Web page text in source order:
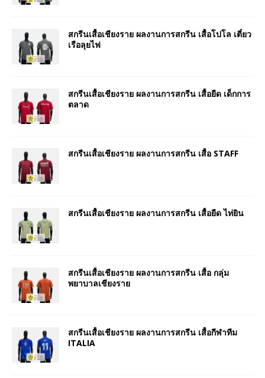
สกรีนเสื้อเชียงราย ผลงานการสกรีน เสื้อโปโล เตี๋ยว
เรือลุยไฟ
สกรีนเสื้อเชียงราย ผลงานการสกรีน เสื้อยืด เด็กการ
ตลาด
สกรีนเสื้อเชียงราย ผลงานการสกรีน เสื้อ STAFF
สกรีนเสื้อเชียงราย ผลงานการสกรีน เสื้อยืด ไท่ยิน
สกรีนเสื้อเชียงราย ผลงานการสกรีน เสื้อ กลุ่ม
พยาบาลเชียงราย
สกรีนเสื้อเชียงราย ผลงานการสกรีน เสื้อกีฬาทีม
ITALIA